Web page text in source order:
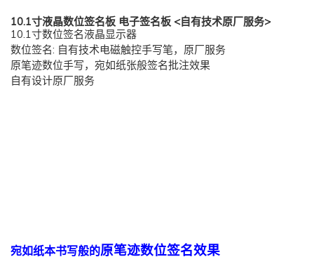
10.1寸液晶数位签名板 电子签名板 <自有技术原厂服务>
10.1寸数位签名液晶显示器
数位签名: 自有技术电磁触控手写笔，原厂服务
原笔迹数位手写，宛如纸张般签名批注效果
自有设计原厂服务
宛如纸本书写般的原笔迹数位签名效果